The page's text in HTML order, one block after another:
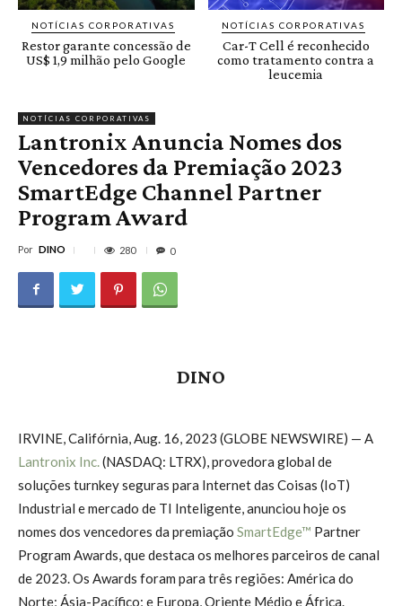
NOTÍCIAS CORPORATIVAS
Restor garante concessão de
US$ 1,9 milhão pelo Google
NOTÍCIAS CORPORATIVAS
Car-T Cell é reconhecido
como tratamento contra a
leucemia